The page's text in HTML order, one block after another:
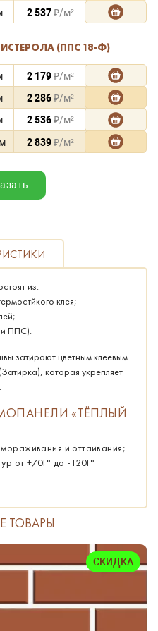
2 537₽/м²
(ППС 18-Ф)
2 179₽/м²
2 286₽/м²
2 536₽/м²
2 839₽/м²
из:
клея;
ППС).
затирают цветным клеевым
которая укрепляет
«ТЁПЛЫЙ
и оттаивания;
от +70t° до -120t°
ТОВАРЫ
СКИДКА